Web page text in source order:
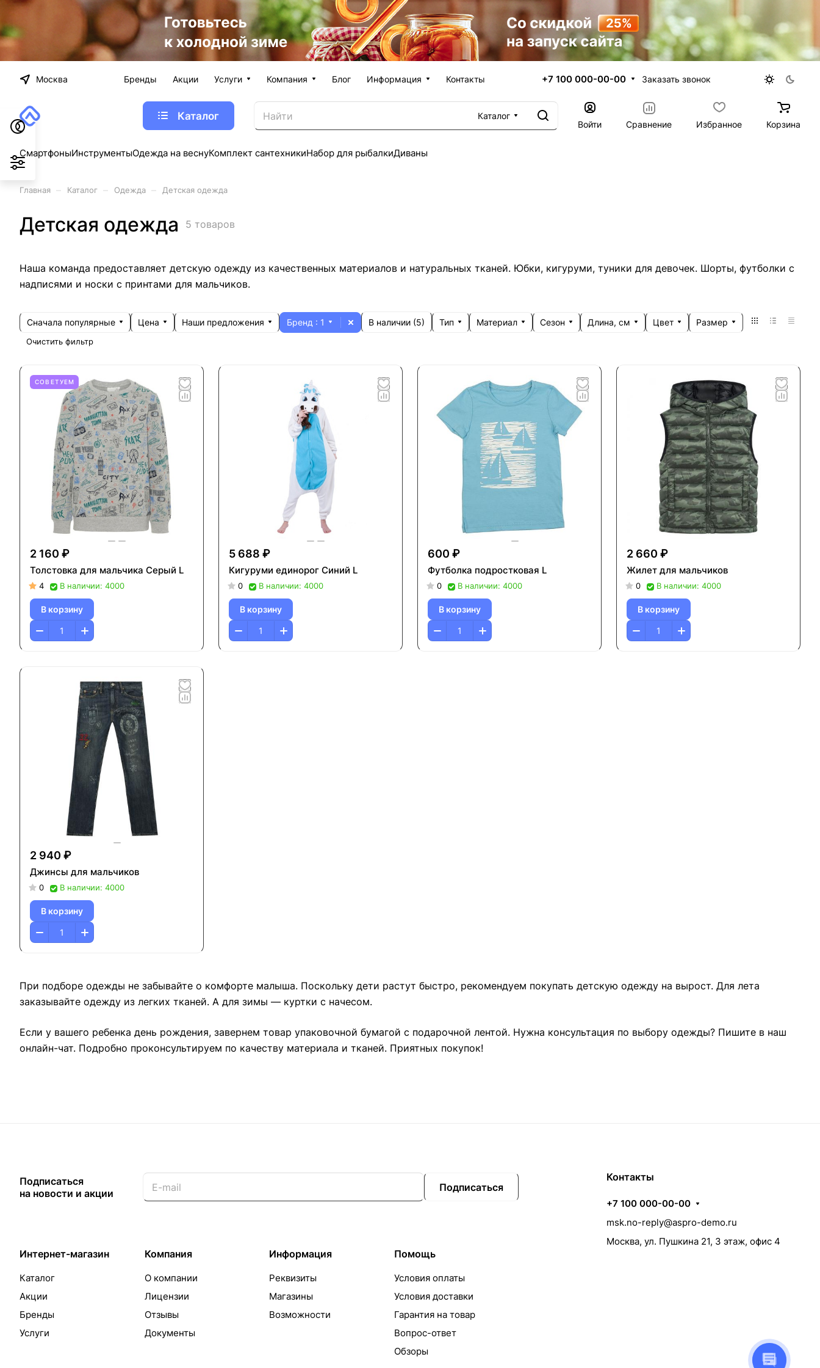
Москва Бренды Акции Услуги Компания Блог Информация Контакты +7 100 000-00-00 Заказать звонок
Каталог
Каталог
Войти
Сравнение Избранное Корзина
СмартфоныИнструментыОдежда на веснуКомплект сантехникиНабор для рыбалкиДиваны
Главная Каталог Одежда Детская одежда
Детская одежда 5 товаров
Наша команда предоставляет детскую одежду из качественных материалов и натуральных тканей. Юбки, кигуруми, туники для девочек. Шорты, футболки с
надписями и носки с принтами для мальчиков.
Сначала популярные Цена Наши предложения Бренд : 1 В наличии (5) Тип Материал Сезон Длина, см Цвет Размер
Очистить фильтр
СОВЕТУЕМ
2 160 ₽
Толстовка для мальчика Серый L
4 В наличии: 4000
В корзину
5 688 ₽
Кигуруми единорог Синий L
0 В наличии: 4000
В корзину
600 ₽
Футболка подростковая L
0 В наличии: 4000
В корзину
2 660 ₽
Жилет для мальчиков
0 В наличии: 4000
В корзину
2 940 ₽
Джинсы для мальчиков
0 В наличии: 4000
В корзину
При подборе одежды не забывайте о комфорте малыша. Поскольку дети растут быстро, рекомендуем покупать детскую одежду на вырост. Для лета
заказывайте одежду из легких тканей. А для зимы — куртки с начесом.
Если у вашего ребенка день рождения, завернем товар упаковочной бумагой с подарочной лентой. Нужна консультация по выбору одежды? Пишите в наш
онлайн-чат. Подробно проконсультируем по качеству материала и тканей. Приятных покупок!
Подписаться
на новости и акции
Подписаться
Интернет-магазин
Каталог
Акции
Бренды
Услуги
Компания
О компании
Лицензии
Отзывы
Документы
Информация
Реквизиты
Магазины
Возможности
Помощь
Условия оплаты
Условия доставки
Гарантия на товар
Вопрос-ответ
Обзоры
Контакты
+7 100 000-00-00
msk.no-reply@aspro-demo.ru
Москва, ул. Пушкина 21, 3 этаж, офис 4